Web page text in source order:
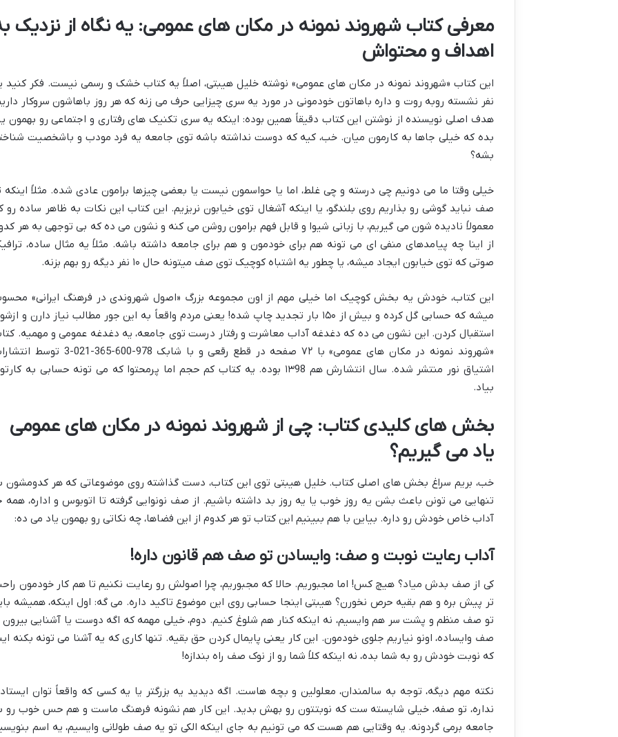
معرفی کتاب شهروند نمونه در مکان های عمومی: یه نگاه از نزدیک
اهداف و محتواش
این کتاب «شهروند نمونه در مکان های عمومی» نوشته خلیل هیبتی، اصلاً یه کتاب خشک و رسمی نیست. فکر کنید
نفر نشسته روبه روت و داره باهاتون خودمونی در مورد یه سری چیزایی حرف می زنه که هر روز باهاشون سروکار
هدف اصلی نویسنده از نوشتن این کتاب دقیقاً همین بوده: اینکه یه سری تکنیک های رفتاری و اجتماعی رو بهمون
بده که خیلی جاها به کارمون میان. خب، کیه که دوست نداشته باشه توی جامعه یه فرد مودب و باشخصیت
بشه؟
خیلی وقتا ما می دونیم چی درسته و چی غلط، اما یا حواسمون نیست یا بعضی چیزها برامون عادی شده. مثلاً اینکه
صف نباید گوشی رو بذاریم روی بلندگو، یا اینکه آشغال توی خیابون نریزیم. این کتاب این نکات به ظاهر ساده رو
معمولاً نادیده شون می گیریم، با زبانی شیوا و قابل فهم برامون روشن می کنه و نشون می ده که بی توجهی به هر
از اینا چه پیامدهای منفی ای می تونه هم برای خودمون و هم برای جامعه داشته باشه. مثلاً یه مثال ساده،
صوتی که توی خیابون ایجاد میشه، یا چطور یه اشتباه کوچیک توی صف میتونه حال ۱۰ نفر دیگه رو بهم بزنه.
این کتاب، خودش یه بخش کوچیک اما خیلی مهم از اون مجموعه بزرگ «اصول شهروندی در فرهنگ ایرانی»
میشه که حسابی گل کرده و بیش از ۱۵۰ بار تجدید چاپ شده! یعنی مردم واقعاً به این جور مطالب نیاز دارن و
استقبال کردن. این نشون می ده که دغدغه آداب معاشرت و رفتار درست توی جامعه، یه دغدغه عمومی و مهمیه.
«شهروند نمونه در مکان های عمومی» با ۷۲ صفحه در قطع رقعی و با شابک 978-600-365-021-3
اشتیاق نور منتشر شده. سال انتشارش هم ۱۳98 بوده. یه کتاب کم حجم اما پرمحتوا که می تونه حسابی به
بیاد.
بخش های کلیدی کتاب: چی از شهروند نمونه در مکان های عمومی
یاد می گیریم؟
خب، بریم سراغ بخش های اصلی کتاب. خلیل هیبتی توی این کتاب، دست گذاشته روی موضوعاتی که هر کدومشون
تنهایی می تونن باعث بشن یه روز خوب یا یه روز بد داشته باشیم. از صف نونوایی گرفته تا اتوبوس و اداره، همه
آداب خاص خودش رو داره. بیاین با هم ببینیم این کتاب تو هر کدوم از این فضاها، چه نکاتی رو بهمون یاد می ده:
آداب رعایت نوبت و صف: وایسادن تو صف هم قانون داره!
کی از صف بدش میاد؟ هیچ کس! اما مجبوریم. حالا که مجبوریم، چرا اصولش رو رعایت نکنیم تا هم کار خودمون
تر پیش بره و هم بقیه حرص نخورن؟ هیبتی اینجا حسابی روی این موضوع تاکید داره. می گه: اول اینکه، همیشه
تو صف منظم و پشت سر هم وایسیم، نه اینکه کنار هم شلوغ کنیم. دوم، خیلی مهمه که اگه دوست یا آشنایی بیرون
صف وایساده، اونو نیاریم جلوی خودمون. این کار یعنی پایمال کردن حق بقیه. تنها کاری که یه آشنا می تونه بکنه
که نوبت خودش رو به شما بده، نه اینکه کلاً شما رو از نوک صف راه بندازه!
نکته مهم دیگه، توجه به سالمندان، معلولین و بچه هاست. اگه دیدید یه بزرگتر یا یه کسی که واقعاً توان
نداره، تو صفه، خیلی شایسته ست که نوبتتون رو بهش بدید. این کار هم نشونه فرهنگ ماست و هم حس خوب رو
جامعه برمی گردونه. یه وقتایی هم هست که می تونیم به جای اینکه الکی تو یه صف طولانی وایسیم، یه اسم